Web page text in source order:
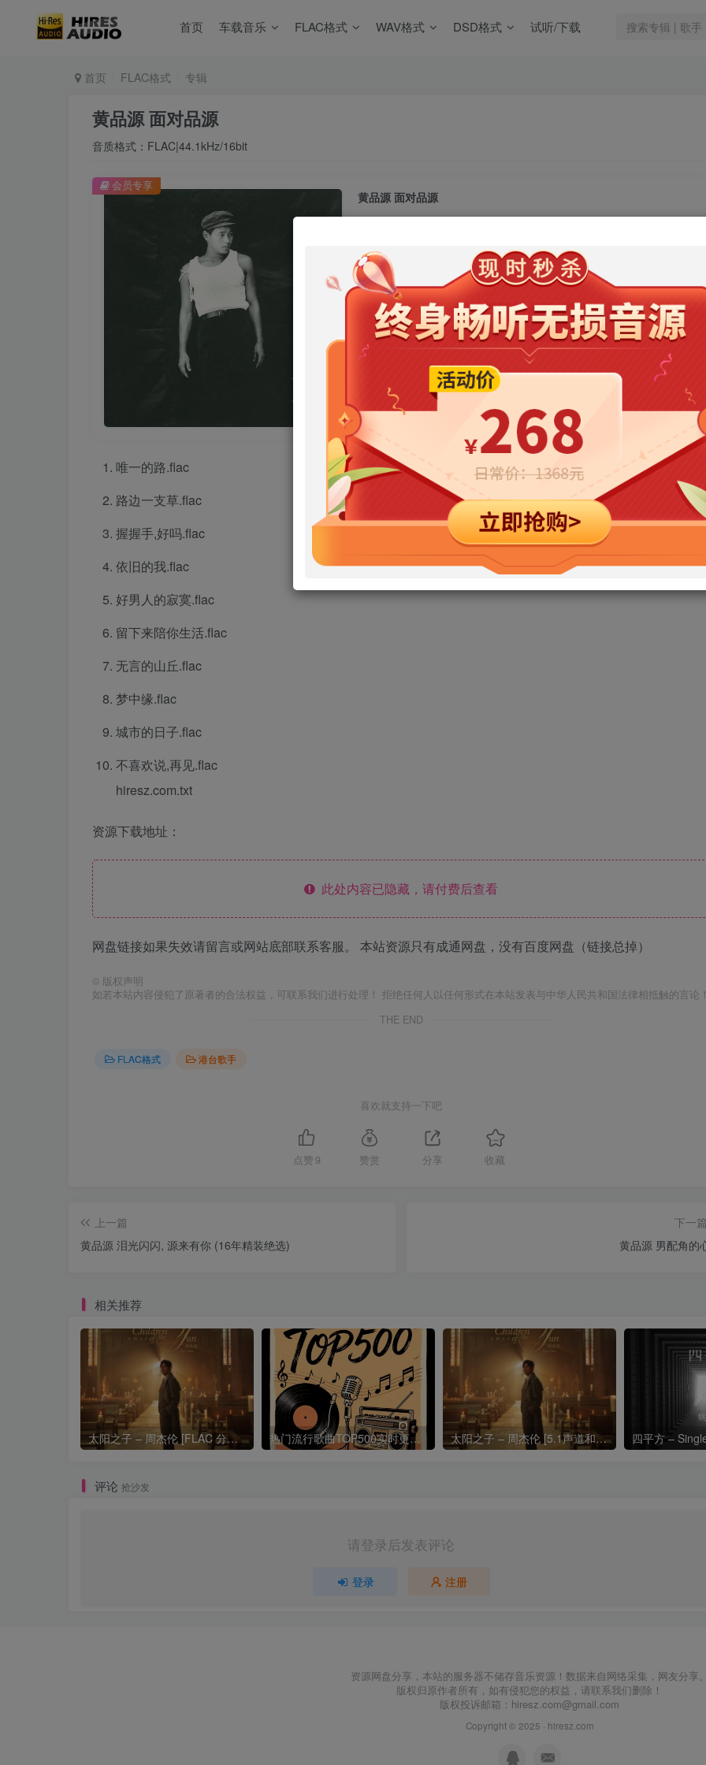
首页 车载音乐 FLAC格式 WAV格式 DSD格式 试听/下载
首页 FLAC格式 专辑
黄品源 面对品源
音质格式：FLAC|44.1kHz/16bit
黄品源 面对品源
￥9.9 限时特惠
￥99
年卡会员免费 永久会员 免费
立即购买
您当前未登录！建议登陆后购买，可保存购买订单
会员专享
唯一的路.flac
路边一支草.flac
握握手,好吗.flac
依旧的我.flac
好男人的寂寞.flac
留下来陪你生活.flac
无言的山丘.flac
梦中缘.flac
城市的日子.flac
不喜欢说,再见.flac
hiresz.com.txt
资源下载地址：
此处内容已隐藏，请付费后查看
网盘链接如果失效请留言或网站底部联系客服。 本站资源只有成通网盘，没有百度网盘（链接总掉）
© 版权声明
如若本站内容侵犯了原著者的合法权益，可联系我们进行处理！ 拒绝任何人以任何形式在本站发表与中华人民共和国法律相抵触的言论
THE END
FLAC格式 港台歌手
喜欢就支持一下吧
点赞 9 赞赏 分享 收藏
上一篇
黄品源 泪光闪闪, 源来有你 (16年精装绝选)
下一
黄品源 男配角的
相关推荐
太阳之子 – 周杰伦 [FLAC 分轨 192Khz 24bit] 热门流行歌曲TOP500实时更新192khz/24bit【母带音质】 太阳之子 – 周杰伦 [5.1声道和192k母带] 四平方 –
评论 抢沙发
请登录后发表评论
登录 注册
资源网盘分享，本站的服务器不储存音乐资源！数据来自网络采集，网友分享
版权归原作者所有，如有侵犯您的权益，请联系我们删除！
版权投诉邮箱： hiresz.com@gmail.com
Copyright © 2025 · hiresz.com